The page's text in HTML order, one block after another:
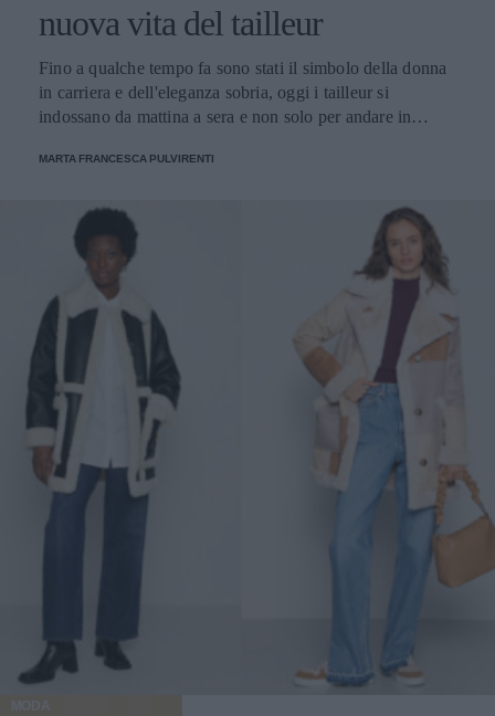
nuova vita del tailleur
Fino a qualche tempo fa sono stati il simbolo della donna
in carriera e dell'eleganza sobria, oggi i tailleur si
indossano da mattina a sera e non solo per andare in
MARTA FRANCESCA PULVIRENTI
MODA